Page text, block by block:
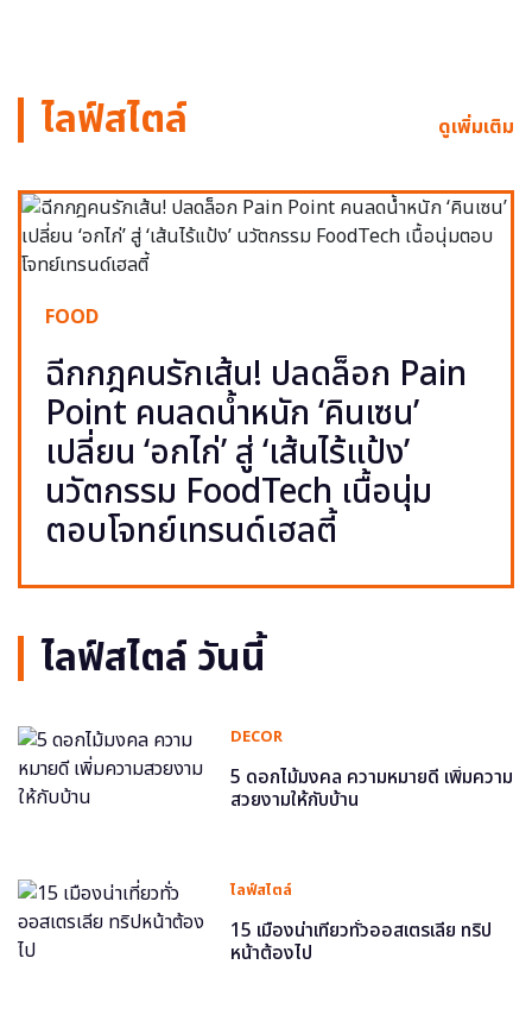
ไลฟ์สไตล์ ดูเพิ่มเติม
FOOD
ฉีกกฎคนรักเส้น! ปลดล็อก Pain
Point คนลดน้ำหนัก ‘คินเซน’
เปลี่ยน ‘อกไก่’ สู่ ‘เส้นไร้แป้ง’
นวัตกรรม FoodTech เนื้อนุ่ม
ตอบโจทย์เทรนด์เฮลตี้
ไลฟ์สไตล์ วันนี้
DECOR
5 ดอกไม้มงคล ความหมายดี เพิ่มความ
สวยงามให้กับบ้าน
ไลฟ์สไตล์
15 เมืองน่าเที่ยวทั่วออสเตรเลีย ทริป
หน้าต้องไป